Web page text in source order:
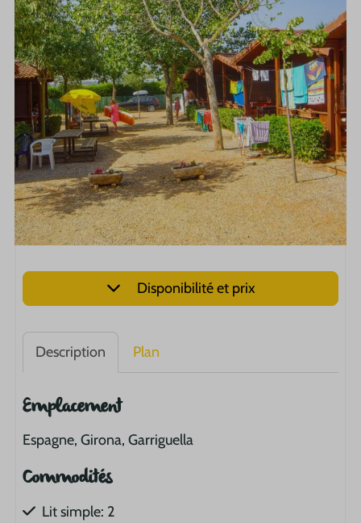
Disponibilité et prix
Description Plan
Emplacement
Espagne, Girona, Garriguella
Commodités
Lit simple: 2